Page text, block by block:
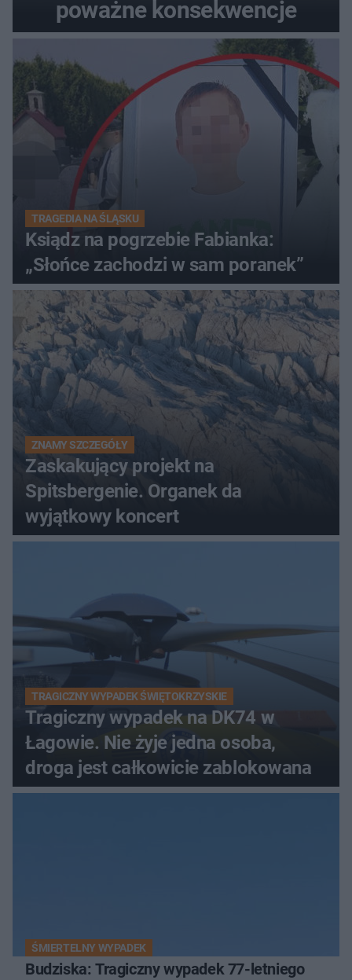
poważne konsekwencje
TRAGEDIA NA ŚLĄSKU
Ksiądz na pogrzebie Fabianka:
„Słońce zachodzi w sam poranek”
ZNAMY SZCZEGÓŁY
Zaskakujący projekt na
Spitsbergenie. Organek da
wyjątkowy koncert
TRAGICZNY WYPADEK ŚWIĘTOKRZYSKIE
Tragiczny wypadek na DK74 w
Łagowie. Nie żyje jedna osoba,
droga jest całkowicie zablokowana
ŚMIERTELNY WYPADEK
Budziska: Tragiczny wypadek 77-letniego